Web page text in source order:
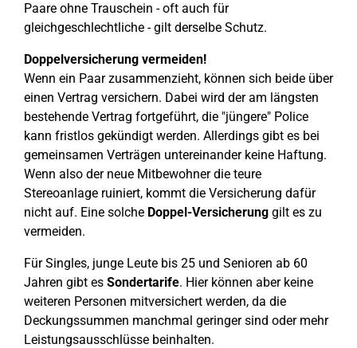
Paare ohne Trauschein - oft auch für
gleichgeschlechtliche - gilt derselbe Schutz.
Doppelversicherung vermeiden!
Wenn ein Paar zusammenzieht, können sich beide über
einen Vertrag versichern. Dabei wird der am längsten
bestehende Vertrag fortgeführt, die "jüngere" Police
kann fristlos gekündigt werden. Allerdings gibt es bei
gemeinsamen Verträgen untereinander keine Haftung.
Wenn also der neue Mitbewohner die teure
Stereoanlage ruiniert, kommt die Versicherung dafür
nicht auf. Eine solche Doppel-Versicherung gilt es zu
vermeiden.
Für Singles, junge Leute bis 25 und Senioren ab 60
Jahren gibt es Sondertarife. Hier können aber keine
weiteren Personen mitversichert werden, da die
Deckungssummen manchmal geringer sind oder mehr
Leistungsausschlüsse beinhalten.